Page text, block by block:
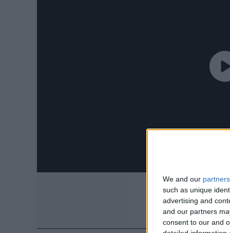
We and our partners
such as unique
advertising and
and our partners
consent to our and